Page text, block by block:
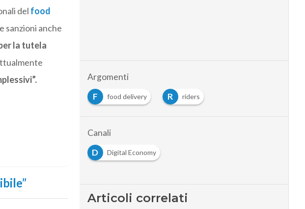
del food
sanzioni anche
la tutela
Argomenti
F
food delivery R riders
Canali
D
Digital Economy
Articoli correlati